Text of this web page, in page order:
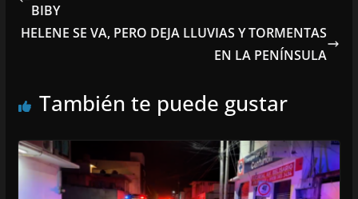
BIBY
HELENE SE VA, PERO DEJA LLUVIAS Y TORMENTAS
EN LA PENÍNSULA
También te puede gustar